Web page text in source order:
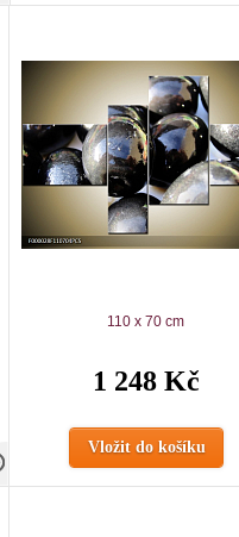
110 x 70 cm
1 248 Kč
Vložit do košíku